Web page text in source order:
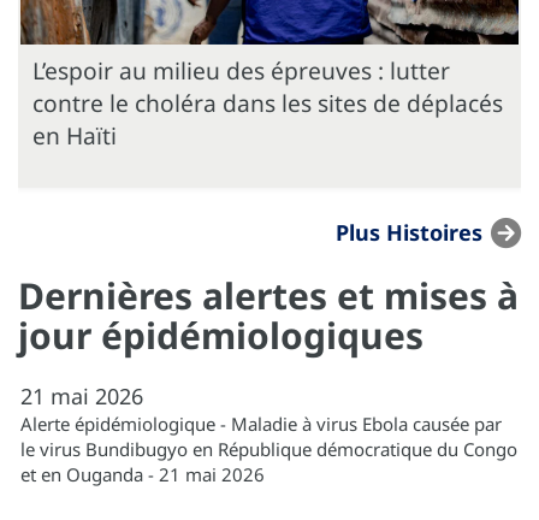
L’espoir au milieu des épreuves : lutter
contre le choléra dans les sites de déplacés
en Haïti
Plus Histoires
Dernières alertes et mises à
jour épidémiologiques
21 mai 2026
Alerte épidémiologique - Maladie à virus Ebola causée par
le virus Bundibugyo en République démocratique du Congo
et en Ouganda - 21 mai 2026